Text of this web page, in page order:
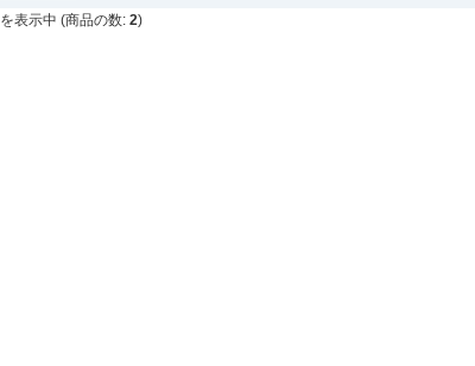
を表示中 (商品の数: 2)